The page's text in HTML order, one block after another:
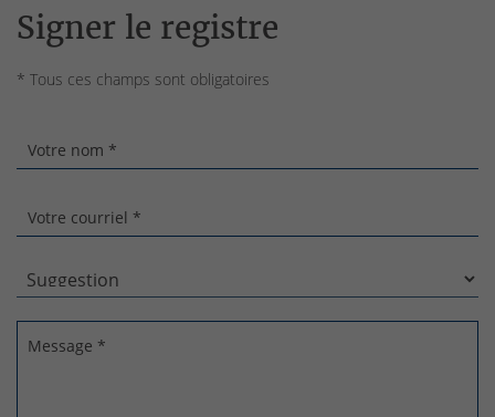
Signer le registre
* Tous ces champs sont obligatoires
Votre nom *
Votre courriel *
Message *